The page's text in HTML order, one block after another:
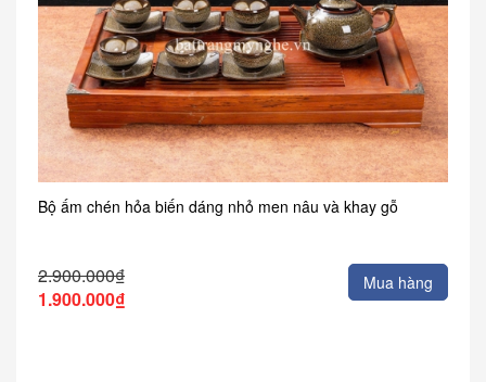
Bộ ấm chén hỏa biến dáng nhỏ men nâu và khay gỗ
2.900.000₫
1.900.000₫
Mua hàng